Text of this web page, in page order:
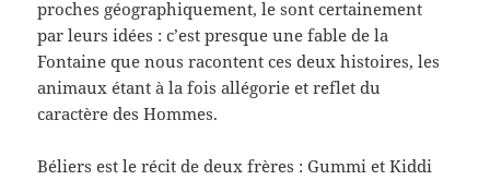
proches géographiquement, le sont certainement
par leurs idées : c’est presque une fable de la
Fontaine que nous racontent ces deux histoires, les
animaux étant à la fois allégorie et reflet du
caractère des Hommes.
Béliers est le récit de deux frères : Gummi et Kiddi